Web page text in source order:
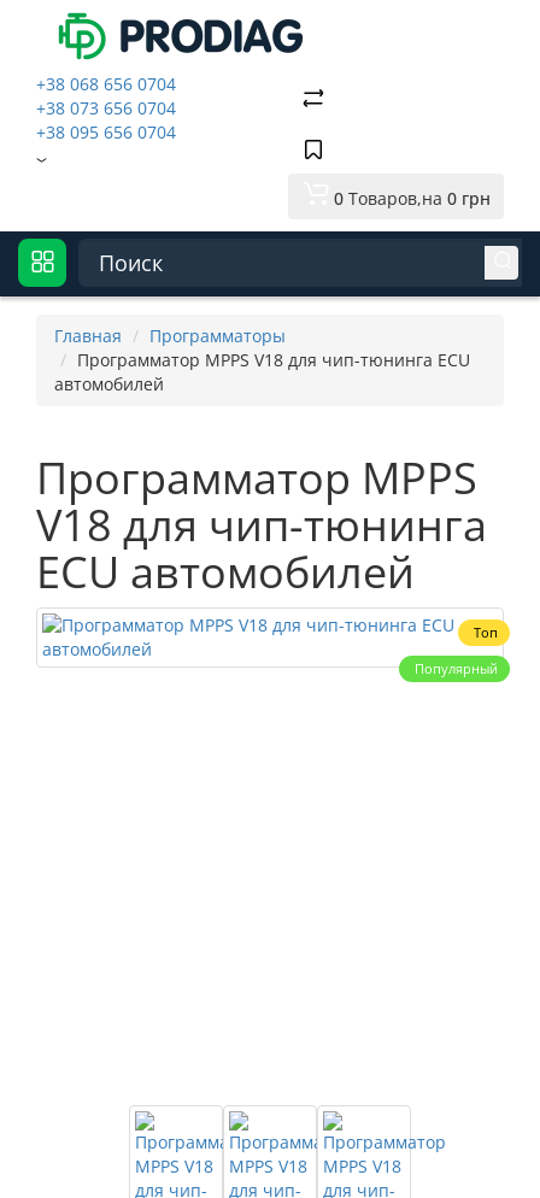
+38 068 656 0704
+38 073 656 0704
+38 095 656 0704
0 Tоваров,на 0 грн
Главная
Программаторы
Программатор MPPS V18 для чип-тюнинга ECU
автомобилей
Программатор MPPS
V18 для чип-тюнинга
ECU автомобилей
Топ
Популярный